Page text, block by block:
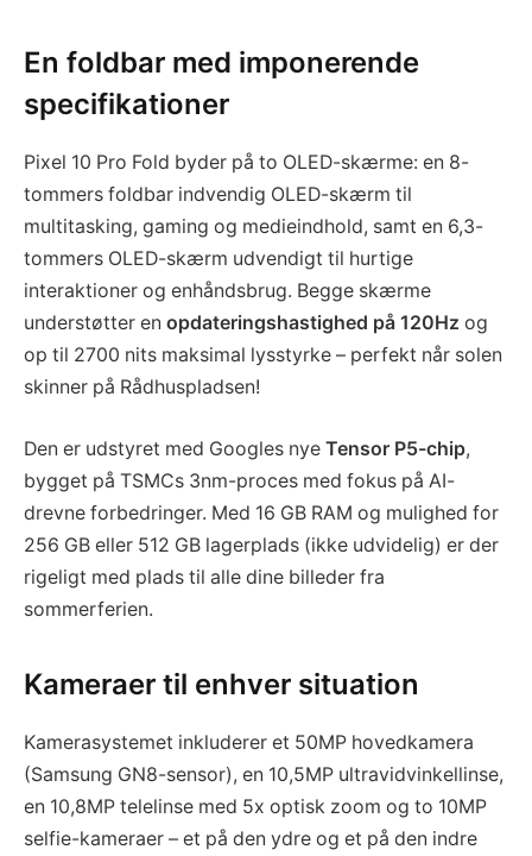
En foldbar med imponerende
specifikationer
Pixel 10 Pro Fold byder på to OLED-skærme: en 8-
tommers foldbar indvendig OLED-skærm til
multitasking, gaming og medieindhold, samt en 6,3-
tommers OLED-skærm udvendigt til hurtige
interaktioner og enhåndsbrug. Begge skærme
understøtter en opdateringshastighed på 120Hz og
op til 2700 nits maksimal lysstyrke – perfekt når solen
skinner på Rådhuspladsen!
Den er udstyret med Googles nye Tensor P5-chip,
bygget på TSMCs 3nm-proces med fokus på AI-
drevne forbedringer. Med 16 GB RAM og mulighed for
256 GB eller 512 GB lagerplads (ikke udvidelig) er der
rigeligt med plads til alle dine billeder fra
sommerferien.
Kameraer til enhver situation
Kamerasystemet inkluderer et 50MP hovedkamera
(Samsung GN8-sensor), en 10,5MP ultravidvinkellinse,
en 10,8MP telelinse med 5x optisk zoom og to 10MP
selfie-kameraer – et på den ydre og et på den indre